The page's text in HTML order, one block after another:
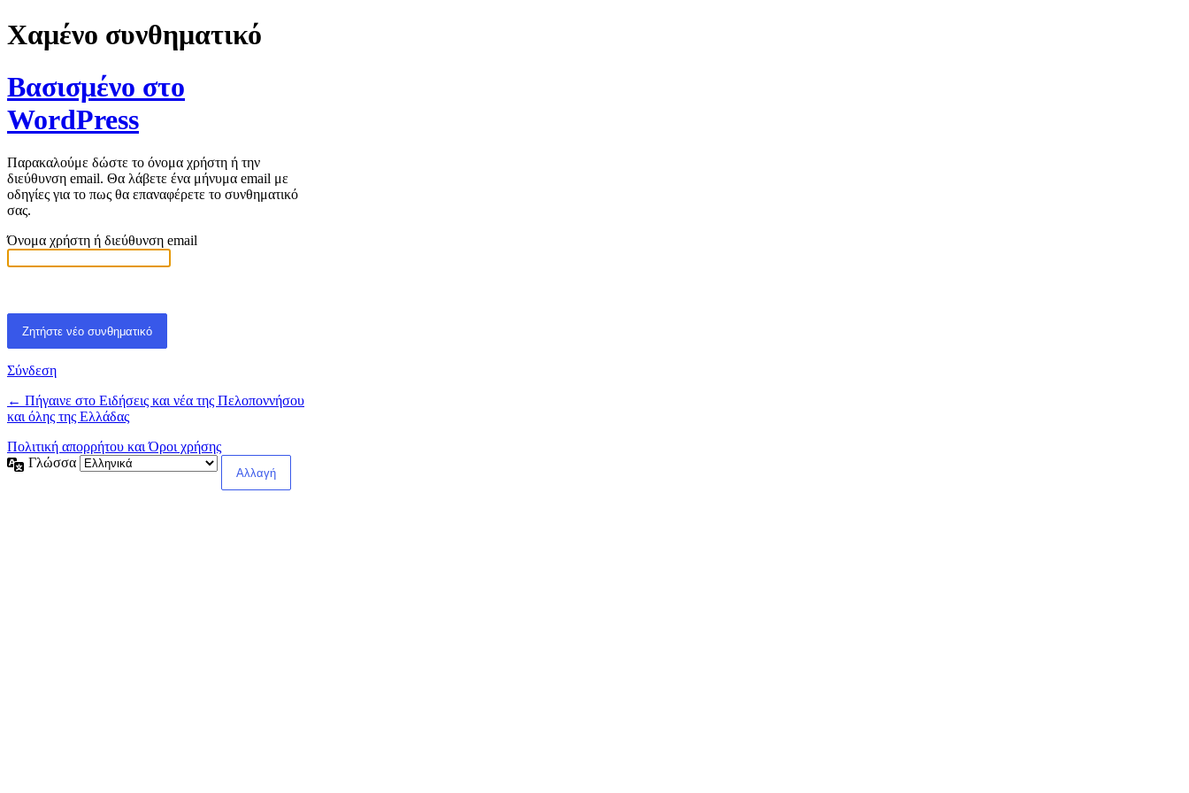
Χαμένο συνθηματικό
Βασισμένο στο
WordPress
Παρακαλούμε δώστε το όνομα χρήστη ή την
διεύθυνση email. Θα λάβετε ένα μήνυμα email με
οδηγίες για το πως θα επαναφέρετε το συνθηματικό
σας.
Όνομα χρήστη ή διεύθυνση email
Σύνδεση
← Πήγαινε στο Ειδήσεις και νέα της Πελοποννήσου
και όλης της Ελλάδας
Πολιτική απορρήτου και Όροι χρήσης
Γλώσσα